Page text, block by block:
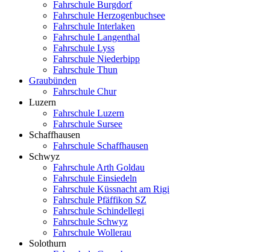
Fahrschule Burgdorf
Fahrschule Herzogenbuchsee
Fahrschule Interlaken
Fahrschule Langenthal
Fahrschule Lyss
Fahrschule Niederbipp
Fahrschule Thun
Graubünden
Fahrschule Chur
Luzern
Fahrschule Luzern
Fahrschule Sursee
Schaffhausen
Fahrschule Schaffhausen
Schwyz
Fahrschule Arth Goldau
Fahrschule Einsiedeln
Fahrschule Küssnacht am Rigi
Fahrschule Pfäffikon SZ
Fahrschule Schindellegi
Fahrschule Schwyz
Fahrschule Wollerau
Solothurn